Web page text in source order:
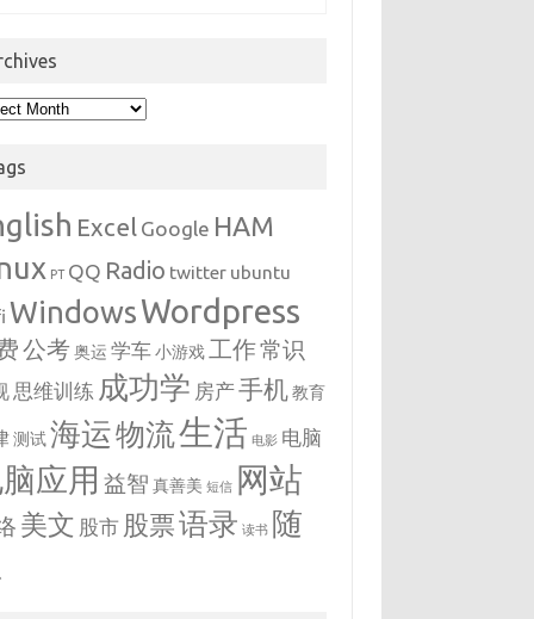
Excel Google HAM
PT QQ Radio twitter ubuntu
WindowsWordpress
公考 奥运 学车 小游戏 工作常识
思维训练 成功学 房产手机 教育
测试 海运物流生活 电影 电脑
应用 益智 真善美 短信 网站
美文 股市 股票语录 读书 随